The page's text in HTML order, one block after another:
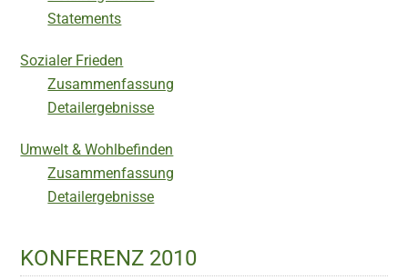
Statements
Sozialer Frieden
Zusammenfassung
Detailergebnisse
Umwelt & Wohlbefinden
Zusammenfassung
Detailergebnisse
KONFERENZ 2010